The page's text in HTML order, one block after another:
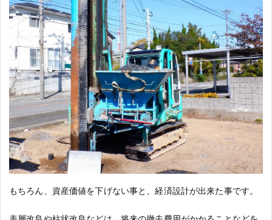
もちろん、資産価値を下げない事と、経済設計が出来た事です。